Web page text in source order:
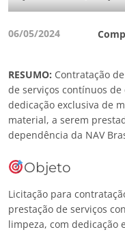
06/05/2024
RESUMO: Contratação
de serviços contínuos
dedicação exclusiva de
material, a serem
dependência da NAV
Objeto
Licitação para
prestação de serviços
limpeza, com dedicação